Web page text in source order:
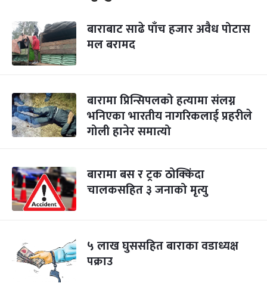
बाराबाट साढे पाँच हजार अवैध पोटास
मल बरामद
बारामा प्रिन्सिपलको हत्यामा संलग्न
भनिएका भारतीय नागरिकलाई प्रहरीले
गोली हानेर समात्यो
बारामा बस र ट्रक ठोक्किंदा
चालकसहित ३ जनाको मृत्यु
५ लाख घुससहित बाराका वडाध्यक्ष
पक्राउ